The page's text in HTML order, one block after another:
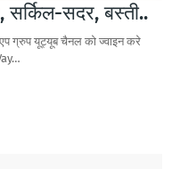
सर्किल-सदर, बस्ती..
ग्रुप यूट्यूब चैनल को ज्वाइन करे